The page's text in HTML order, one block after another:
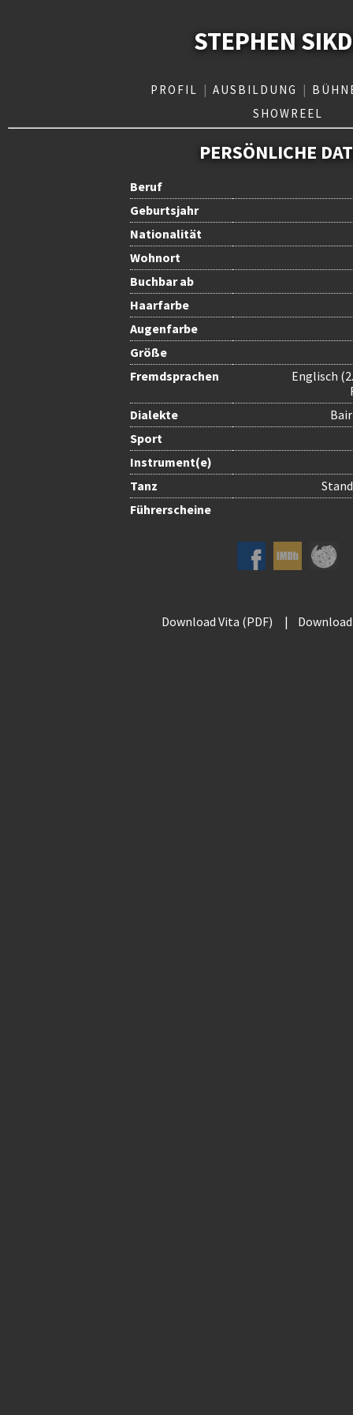
STEPHEN
PROFIL | AUSBILDUNG |
SHOWREEL
PERSÖNLICHE
Beruf
Geburtsjahr
Nationalität
Wohnort
Buchbar ab
Haarfarbe
Augenfarbe
Größe
Fremdsprachen
Englisch
Dialekte
Sport
Instrument(e)
Tanz
Führerscheine
Download Vita (PDF) |